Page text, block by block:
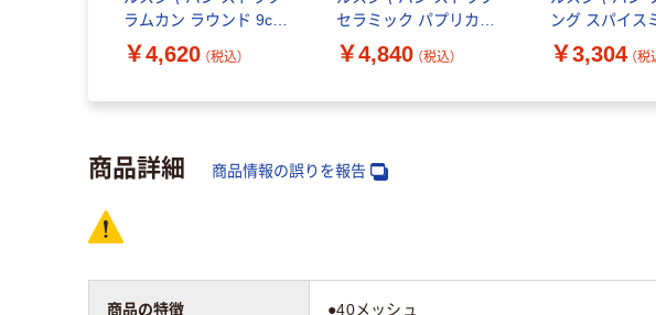
ラムカン ラウンド 9cm
2個セット アイボリー
皿 器 耐熱 1個
￥4,620 （税込）
セラミック パプリカコ
コット イエロー レンジ
オーブン 1個
￥4,840 （税込）
ング スパイス
ボリー Z1029
1本
￥3,304 （税
商品詳細 商品情報の誤りを報告
商品の特徴 ●40メッシュ